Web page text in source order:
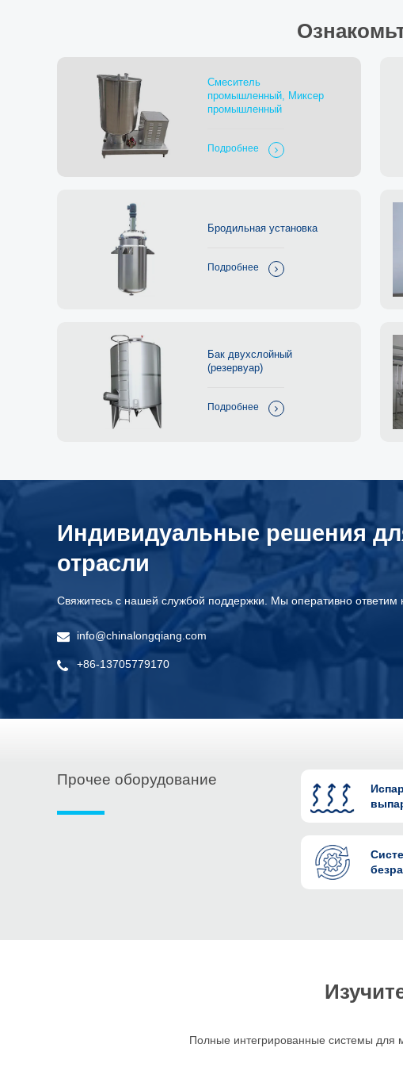
Смеситель
промышленный, Миксер
промышленный
Подробнее
Бродильная установка
Подробнее
Бак двухслойный
(резервуар)
Подробнее
Индивидуальные решения
отрасли
Свяжитесь с нашей службой поддержки. Мы оперативно ответим
info@chinalongqiang.com
+86-13705779170
Прочее оборудование
Полные интегрированные системы для